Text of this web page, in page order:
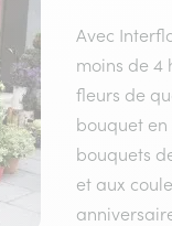
Avec
moins de 4
fleurs de
bouquet
bouquets
et aux